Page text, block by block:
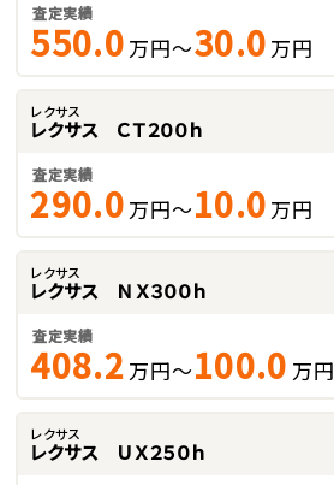
査定実績
550.0 万円～30.0 万円
レクサス
レクサス ＣＴ２００ｈ
査定実績
290.0 万円～10.0 万円
レクサス
レクサス ＮＸ３００ｈ
査定実績
408.2 万円～100.0 万円
レクサス
レクサス ＵＸ２５０ｈ